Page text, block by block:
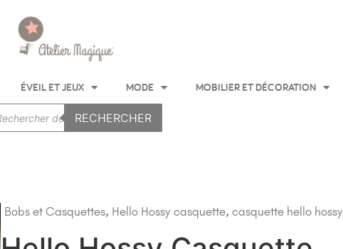
ÉVEIL ET JEUX MODE MOBILIER ET DÉCORATION
RECHERCHER
Bobs et Casquettes, Hello Hossy casquette, casquette hello hossy